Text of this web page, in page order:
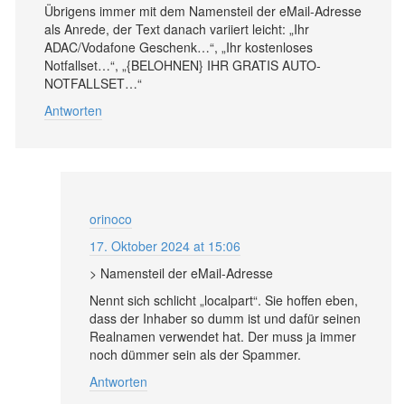
Übrigens immer mit dem Namensteil der eMail-Adresse
als Anrede, der Text danach variiert leicht: „Ihr
ADAC/Vodafone Geschenk…“, „Ihr kostenloses
Notfallset…“, „{BELOHNEN} IHR GRATIS AUTO-
NOTFALLSET…“
Antworten
orinoco
17. Oktober 2024 at 15:06
> Namensteil der eMail-Adresse
Nennt sich schlicht „localpart“. Sie hoffen eben,
dass der Inhaber so dumm ist und dafür seinen
Realnamen verwendet hat. Der muss ja immer
noch dümmer sein als der Spammer.
Antworten